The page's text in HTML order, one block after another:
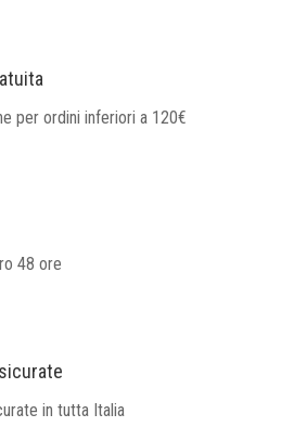
per ordini inferiori a 120€
48 ore
in tutta Italia